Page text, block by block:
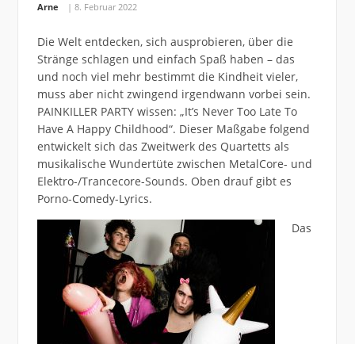
Arne 8. Februar 2022
Die Welt entdecken, sich ausprobieren, über die
Stränge schlagen und einfach Spaß haben – das
und noch viel mehr bestimmt die Kindheit vieler,
muss aber nicht zwingend irgendwann vorbei sein.
PAINKILLER PARTY wissen: „It’s Never Too Late To
Have A Happy Childhood“. Dieser Maßgabe folgend
entwickelt sich das Zweitwerk des Quartetts als
musikalische Wundertüte zwischen MetalCore- und
Elektro-/Trancecore-Sounds. Oben drauf gibt es
Porno-Comedy-Lyrics.
Das